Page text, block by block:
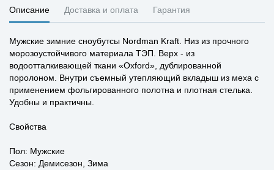
Описание Доставка и оплата Гарантия
Мужские зимние сноубутсы Nordman Kraft. Низ из прочного
морозоустойчивого материала ТЭП. Верх - из
водоотталкивающей ткани «Oxford», дублированной
поролоном. Внутри съемный утепляющий вкладыш из меха с
применением фольгированного полотна и плотная стелька.
Удобны и практичны.
Свойства
Пол: Мужские
Сезон: Демисезон, Зима